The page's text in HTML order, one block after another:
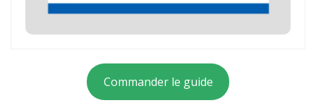
Commander le guide